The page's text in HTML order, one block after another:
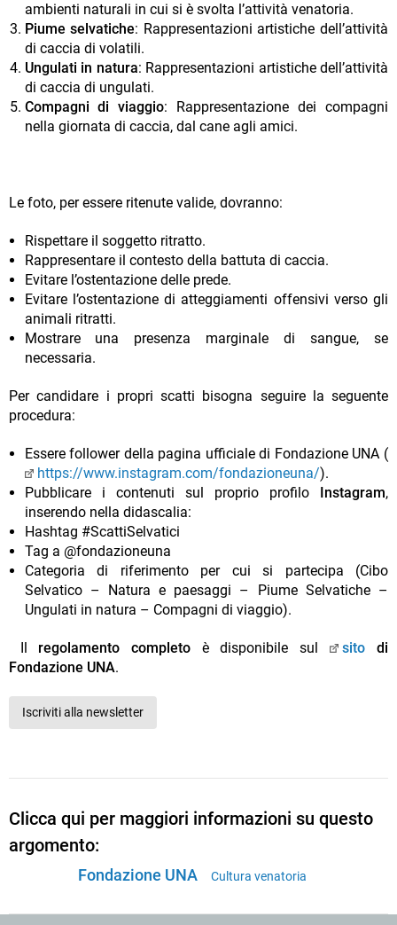
ambienti naturali in cui si è svolta l’attività venatoria.
Piume selvatiche: Rappresentazioni artistiche dell’attività
di caccia di volatili.
Ungulati in natura: Rappresentazioni artistiche dell’attività
di caccia di ungulati.
Compagni di viaggio: Rappresentazione dei compagni
nella giornata di caccia, dal cane agli amici.
Le foto, per essere ritenute valide, dovranno:
Rispettare il soggetto ritratto.
Rappresentare il contesto della battuta di caccia.
Evitare l’ostentazione delle prede.
Evitare l’ostentazione di atteggiamenti offensivi verso gli
animali ritratti.
Mostrare una presenza marginale di sangue, se
necessaria.
Per candidare i propri scatti bisogna seguire la seguente
procedura:
Essere follower della pagina ufficiale di Fondazione UNA (
https://www.instagram.com/fondazioneuna/).
Pubblicare i contenuti sul proprio profilo
Instagram,
inserendo nella didascalia:
Hashtag #ScattiSelvatici
Tag a @fondazioneuna
Categoria di riferimento per cui si partecipa (Cibo
Selvatico – Natura e paesaggi – Piume Selvatiche –
Ungulati in natura – Compagni di viaggio).
regolamento completo è disponibile sul sito di
Fondazione UNA.
Iscriviti alla newsletter
Clicca qui per maggiori informazioni su questo
argomento:
Fondazione UNA Cultura venatoria